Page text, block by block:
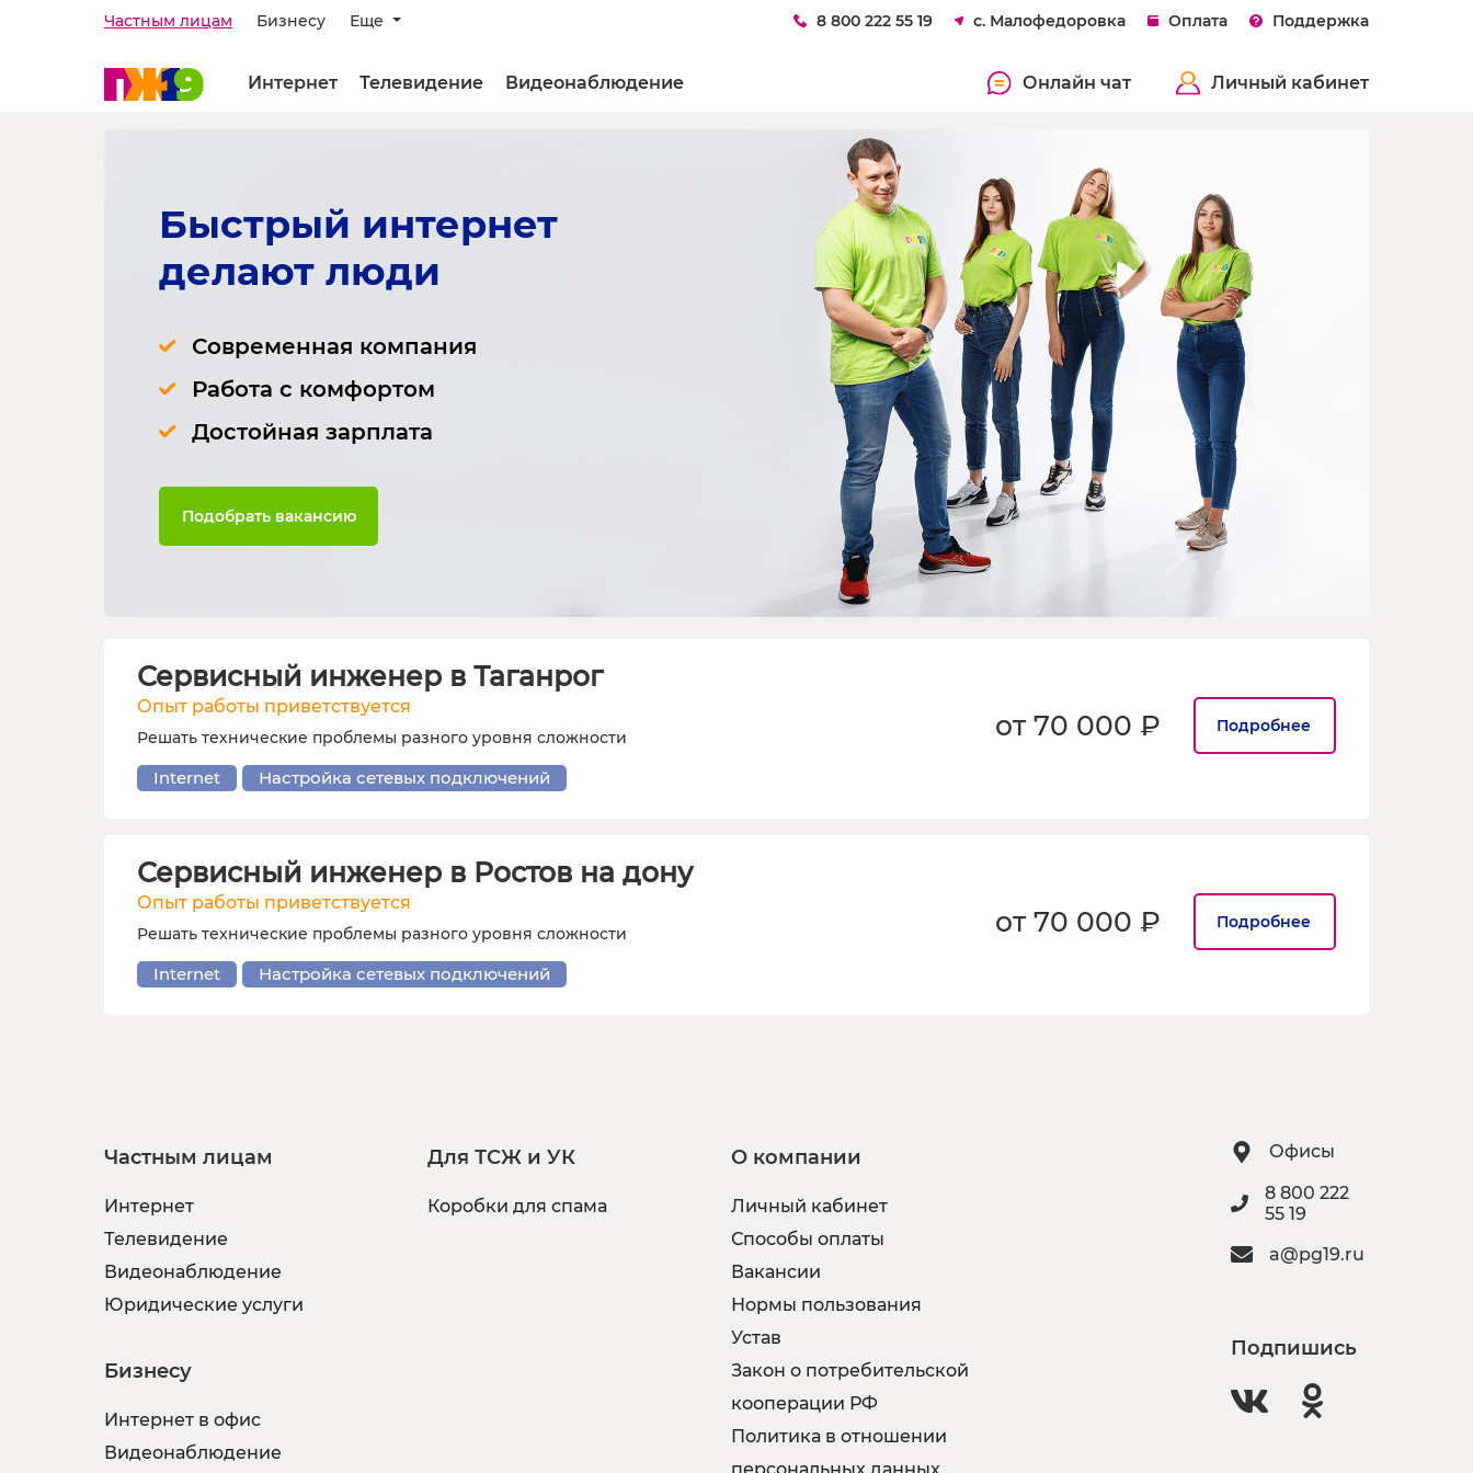
Частным лицам Бизнесу Еще 8 800 222 55 19 с. Малофедоровка Оплата Поддержка
Интернет Телевидение Видеонаблюдение Онлайн чат Личный кабинет
Быстрый интернет
делают люди
Современная компания
Работа с комфортом
Достойная зарплата
Подобрать вакансию
Сервисный инженер в Таганрог
Опыт работы приветствуется
Решать технические проблемы разного уровня сложности от 70 000 ₽ Подробнее
Internet Настройка сетевых подключений
Сервисный инженер в Ростов на дону
Опыт работы приветствуется
Решать технические проблемы разного уровня сложности от 70 000 ₽ Подробнее
Internet Настройка сетевых подключений
Частным лицам
Интернет
Телевидение
Видеонаблюдение
Юридические услуги
Бизнесу
Интернет в офис
Видеонаблюдение
Для ТСЖ и УК
Коробки для спама
О компании
Личный кабинет
Способы оплаты
Вакансии
Нормы пользования
Устав
Закон о потребительской
кооперации РФ
Политика в отношении
персональных данных
Офисы
8 800 222
55 19
a@pg19.ru
Подпишись